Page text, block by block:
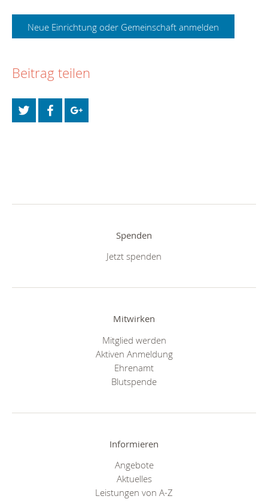
Neue Einrichtung oder Gemeinschaft anmelden
Beitrag teilen
Spenden
Jetzt spenden
Mitwirken
Mitglied werden
Aktiven Anmeldung
Ehrenamt
Blutspende
Informieren
Angebote
Aktuelles
Leistungen von A-Z